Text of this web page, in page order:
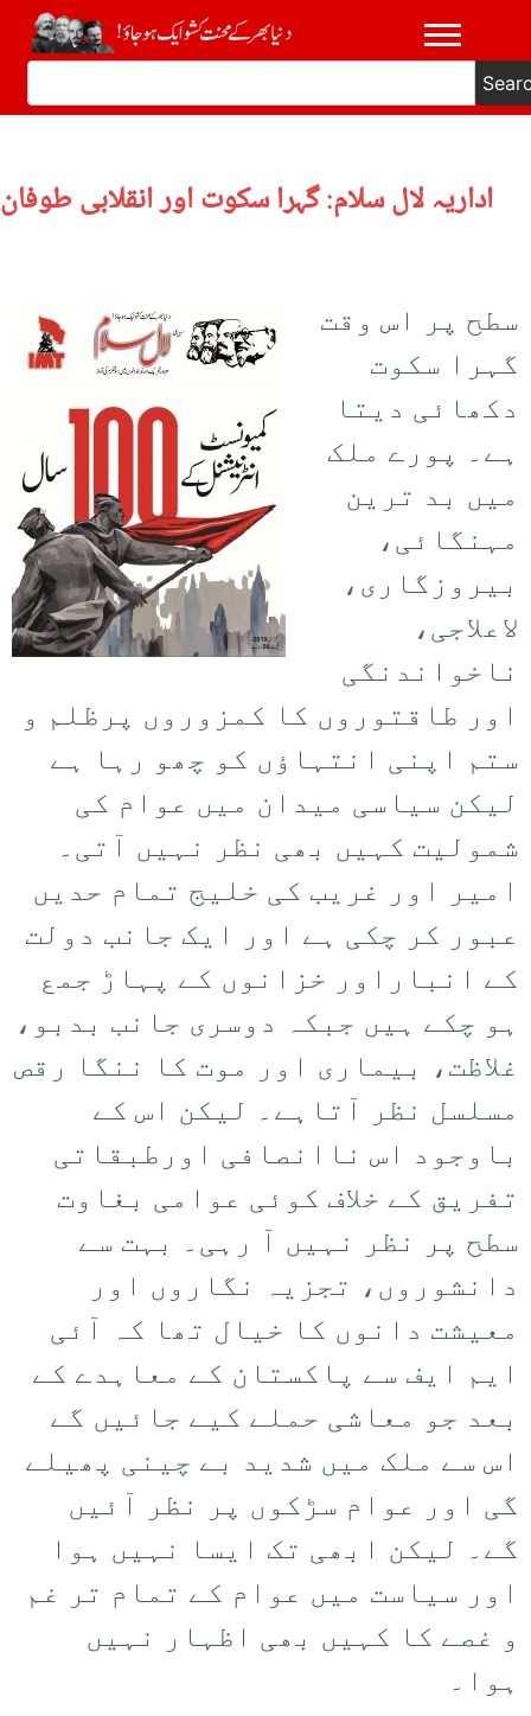
اداریہ لال سلام: گہرا سکوت اور انقلابی طوفان
سطح پر اس وقت
گہرا سکوت
دکھائی دیتا
ہے۔ پورے ملک
میں بد ترین
مہنگائی،
بیروزگاری،
لاعلاجی،
ناخواندنگی
اور طاقتوروں کا کمزوروں پرظلم و
ستم اپنی انتہاؤں کو چھو رہا ہے
لیکن سیاسی میدان میں عوام کی
شمولیت کہیں بھی نظر نہیں آتی۔
امیر اور غریب کی خلیج تمام حدیں
عبور کر چکی ہے اور ایک جانب دولت
کے انباراور خزانوں کے پہاڑ جمع
ہو چکے ہیں جبکہ دوسری جانب بدبو،
غلاظت، بیماری اور موت کا ننگا رقص
مسلسل نظر آتاہے۔ لیکن اس کے
باوجود اس ناانصافی اورطبقاتی
تفریق کے خلاف کوئی عوامی بغاوت
سطح پر نظر نہیں آ رہی۔ بہت سے
دانشوروں، تجزیہ نگاروں اور
معیشت دانوں کا خیال تھا کہ آئی
ایم ایف سے پاکستان کے معاہدے کے
بعد جو معاشی حملے کیے جائیں گے
اس سے ملک میں شدید بے چینی پھیلے
گی اور عوام سڑکوں پر نظر آئیں
گے۔ لیکن ابھی تک ایسا نہیں ہوا
اور سیاست میں عوام کے تمام تر غم
و غصے کا کہیں بھی اظہار نہیں
ہوا۔